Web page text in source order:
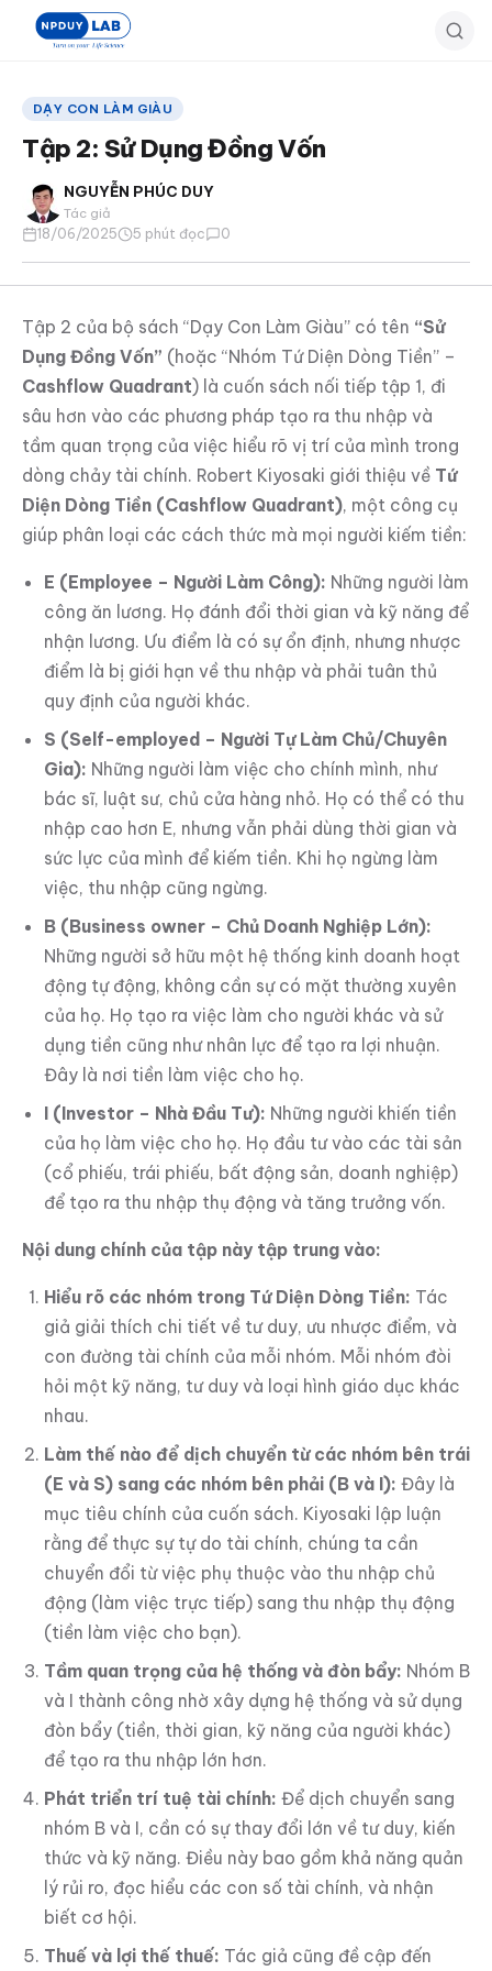
dung
chính
DẠY CON LÀM GIÀU
Tập 2: Sử Dụng Đồng Vốn
NGUYỄN PHÚC DUY
Tác giả
18/06/2025
5 phút đọc 0
Tập 2 của bộ sách “Dạy Con Làm Giàu” có tên “Sử
Dụng Đồng Vốn” (hoặc “Nhóm Tứ Diện Dòng Tiền” –
Cashflow Quadrant) là cuốn sách nối tiếp tập 1, đi
sâu hơn vào các phương pháp tạo ra thu nhập và
tầm quan trọng của việc hiểu rõ vị trí của mình trong
dòng chảy tài chính. Robert Kiyosaki giới thiệu về Tứ
Diện Dòng Tiền (Cashflow Quadrant), một công cụ
giúp phân loại các cách thức mà mọi người kiếm tiền:
E (Employee – Người Làm Công): Những người làm
công ăn lương. Họ đánh đổi thời gian và kỹ năng để
nhận lương. Ưu điểm là có sự ổn định, nhưng nhược
điểm là bị giới hạn về thu nhập và phải tuân thủ
quy định của người khác.
S (Self-employed – Người Tự Làm Chủ/Chuyên
Gia): Những người làm việc cho chính mình, như
bác sĩ, luật sư, chủ cửa hàng nhỏ. Họ có thể có thu
nhập cao hơn E, nhưng vẫn phải dùng thời gian và
sức lực của mình để kiếm tiền. Khi họ ngừng làm
việc, thu nhập cũng ngừng.
B (Business owner – Chủ Doanh Nghiệp Lớn):
Những người sở hữu một hệ thống kinh doanh hoạt
động tự động, không cần sự có mặt thường xuyên
của họ. Họ tạo ra việc làm cho người khác và sử
dụng tiền cũng như nhân lực để tạo ra lợi nhuận.
Đây là nơi tiền làm việc cho họ.
I (Investor – Nhà Đầu Tư): Những người khiến tiền
của họ làm việc cho họ. Họ đầu tư vào các tài sản
(cổ phiếu, trái phiếu, bất động sản, doanh nghiệp)
để tạo ra thu nhập thụ động và tăng trưởng vốn.
Nội dung chính của tập này tập trung vào:
Hiểu rõ các nhóm trong Tứ Diện Dòng Tiền: Tác
giả giải thích chi tiết về tư duy, ưu nhược điểm, và
con đường tài chính của mỗi nhóm. Mỗi nhóm đòi
hỏi một kỹ năng, tư duy và loại hình giáo dục khác
nhau.
Làm thế nào để dịch chuyển từ các nhóm bên trái
(E và S) sang các nhóm bên phải (B và I): Đây là
mục tiêu chính của cuốn sách. Kiyosaki lập luận
rằng để thực sự tự do tài chính, chúng ta cần
chuyển đổi từ việc phụ thuộc vào thu nhập chủ
động (làm việc trực tiếp) sang thu nhập thụ động
(tiền làm việc cho bạn).
Tầm quan trọng của hệ thống và đòn bẩy: Nhóm B
và I thành công nhờ xây dựng hệ thống và sử dụng
đòn bẩy (tiền, thời gian, kỹ năng của người khác)
để tạo ra thu nhập lớn hơn.
Phát triển trí tuệ tài chính: Để dịch chuyển sang
nhóm B và I, cần có sự thay đổi lớn về tư duy, kiến
thức và kỹ năng. Điều này bao gồm khả năng quản
lý rủi ro, đọc hiểu các con số tài chính, và nhận
biết cơ hội.
Thuế và lợi thế thuế: Tác giả cũng đề cập đến